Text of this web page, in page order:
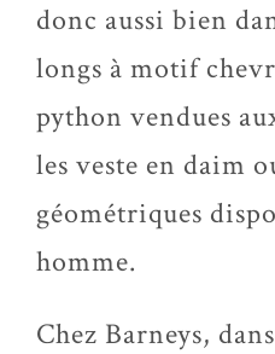
donc aussi bien
longs à motif
python vendues
les veste en daim
géométriques
homme.
Chez Barneys,